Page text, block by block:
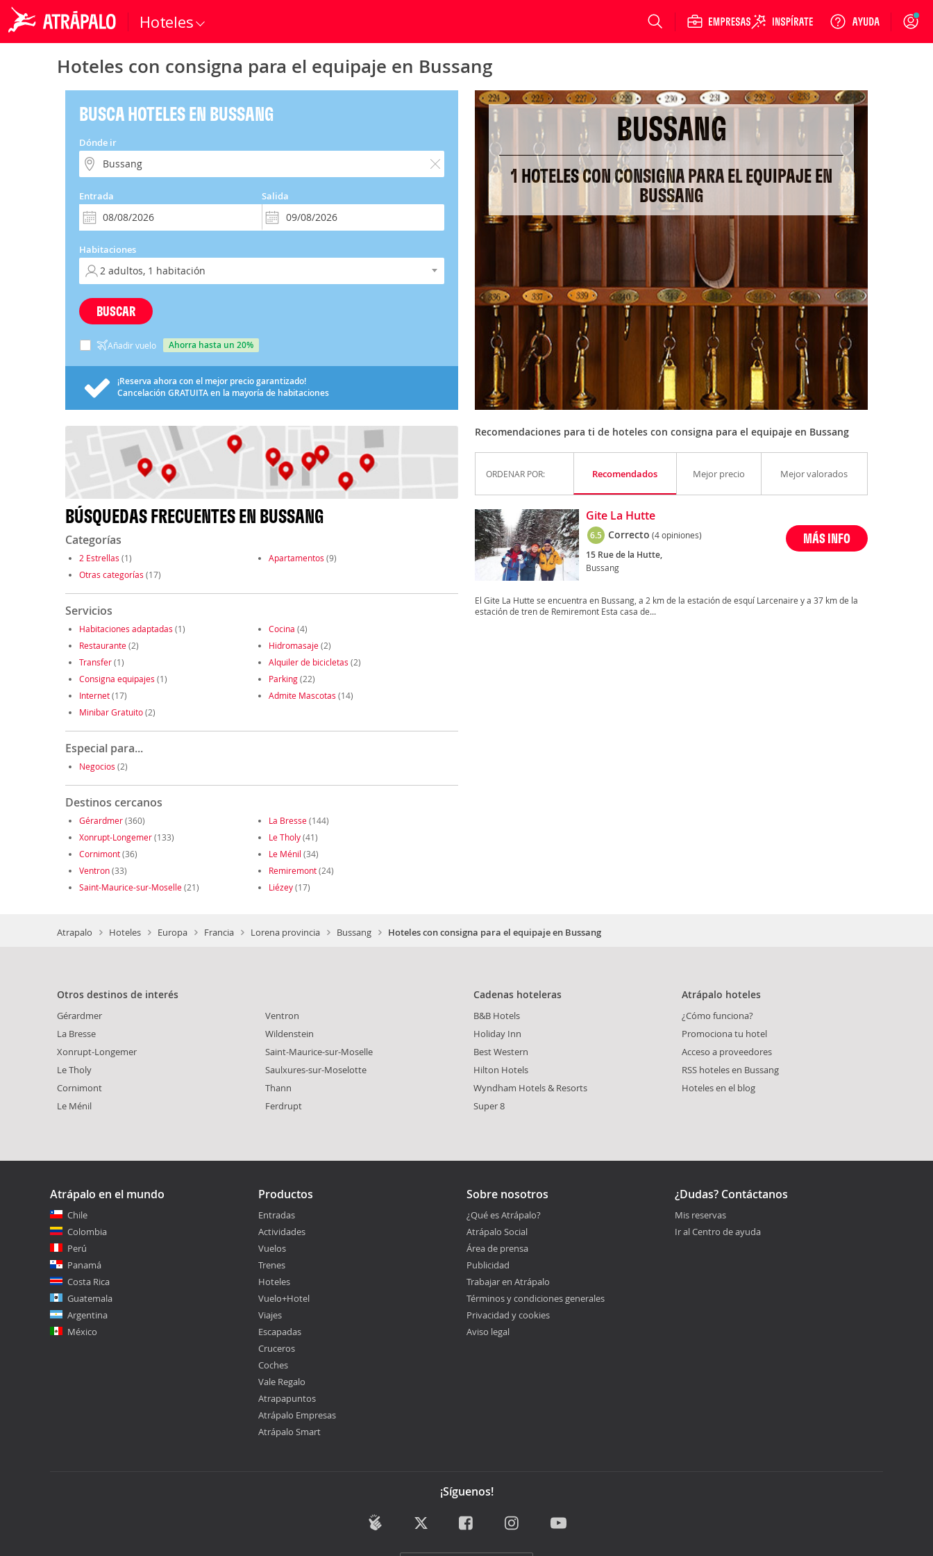
Hoteles Login
Hoteles con consigna para el equipaje en Bussang
BUSCA HOTELES EN BUSSANG
Dónde ir
Entrada Salida
Habitaciones
BUSCAR
Añadir vuelo ahorra hasta un 20%
¡Reserva ahora con el mejor precio garantizado!
Cancelación GRATUITAen la mayoría de habitaciones
BÚSQUEDAS FRECUENTES EN BUSSANG
Categorías
2 Estrellas (1) Apartamentos (9)
Otras categorías (17)
Servicios
Habitaciones adaptadas (1) Cocina (4)
Restaurante(2) Hidromasaje(2)
Transfer(1) Alquiler de bicicletas (2)
Consigna equipajes (1) Parking(22)
Internet(17) Admite Mascotas (14)
Minibar Gratuito(2)
Especial para...
Negocios (2)
Destinos cercanos
Gérardmer(360) La Bresse(144)
Xonrupt-Longemer(133) Le Tholy(41)
Cornimont(36) Le Ménil (34)
Ventron(33) Remiremont(24)
Saint-Maurice-sur-Moselle(21) Liézey(17)
BUSSANG
1 HOTELES CON CONSIGNA PARA EL EQUIPAJE EN
BUSSANG
Recomendaciones para ti de hoteles con consigna para el equipaje en Bussang
ORDENAR POR: Recomendados Mejor precio Mejor valorados
Gite La Hutte
6.5 Correcto (4 opiniones)
15 Rue de la Hutte,
Bussang
MÁS INFO
El Gite La Hutte se encuentra en Bussang, a 2 km de la estación de esquí Larcenaire y a 37 km de la
estación de tren de Remiremont Esta casa de...
Atrapalo Hoteles Europa Francia Lorena provincia Bussang Hoteles con consigna para el equipaje en Bussang
Otros destinos de interés
Gérardmer
La Bresse
Xonrupt-Longemer
Le Tholy
Cornimont
Le Ménil
Ventron
Wildenstein
Saint-Maurice-sur-Moselle
Saulxures-sur-Moselotte
Thann
Ferdrupt
Cadenas hoteleras
B&B Hotels
Holiday Inn
Best Western
Hilton Hotels
Wyndham Hotels & Resorts
Super 8
Atrápalo hoteles
¿Cómo funciona?
Promociona tu hotel
Acceso a proveedores
RSS hoteles en Bussang
Hoteles en el blog
Atrápalo en el mundo
Chile
Colombia
Perú
Panamá
Costa Rica
Guatemala
Argentina
México
Productos
Entradas
Actividades
Vuelos
Trenes
Hoteles
Vuelo+Hotel
Viajes
Escapadas
Cruceros
Coches
Vale Regalo
Atrapapuntos
Atrápalo Empresas
Atrápalo Smart
Sobre nosotros
¿Qué es Atrápalo?
Atrápalo Social
Área de prensa
Publicidad
Trabajar en Atrápalo
Términos y condiciones generales
Privacidad y cookies
Aviso legal
¿Dudas? Contáctanos
Mis reservas
Ir al Centro de ayuda
¡Síguenos!